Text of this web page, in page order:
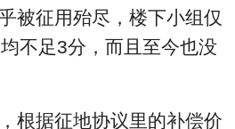
被征用殆尽，楼下小组仅
不足3分，而且至今也没
根据征地协议里的补偿价